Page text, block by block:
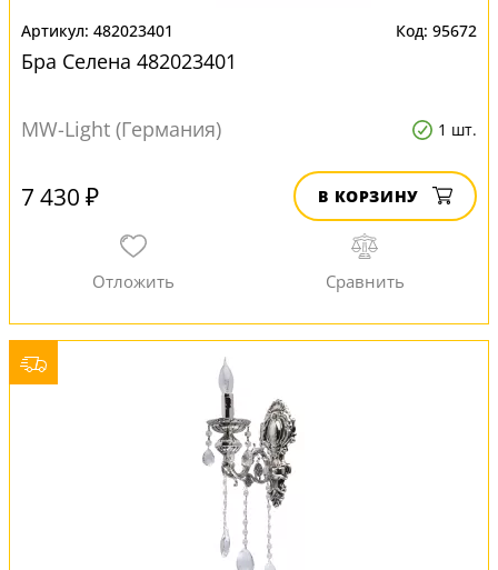
482023401 95672
Бра Селена 482023401
MW-Light (Германия) 1 шт.
7 430 ₽ В КОРЗИНУ